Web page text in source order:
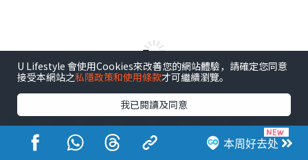
本周好去处
港玩港食港生活
U Lifestyle 會使用Cookies來改善您的網站體驗，請確定您同意
接受本網站之私隱政策和使用條款才可繼續瀏覽。
我已閱讀及同意